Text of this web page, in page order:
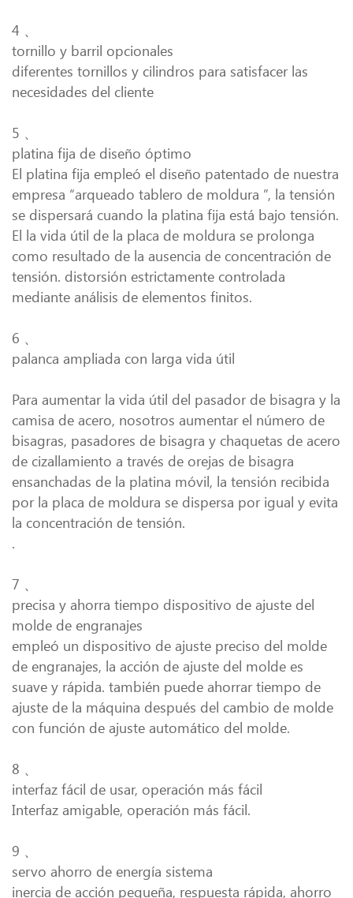
4 、
tornillo y barril opcionales
diferentes tornillos y cilindros para satisfacer las
necesidades del cliente
5 、
platina fija de diseño óptimo
El platina fija empleó el diseño patentado de nuestra
empresa “arqueado tablero de moldura ”, la tensión
se dispersará cuando la platina fija está bajo tensión.
El la vida útil de la placa de moldura se prolonga
como resultado de la ausencia de concentración de
tensión. distorsión estrictamente controlada
mediante análisis de elementos finitos.
6 、
palanca ampliada con larga vida útil
Para aumentar la vida útil del pasador de bisagra y la
camisa de acero, nosotros aumentar el número de
bisagras, pasadores de bisagra y chaquetas de acero
de cizallamiento a través de orejas de bisagra
ensanchadas de la platina móvil, la tensión recibida
por la placa de moldura se dispersa por igual y evita
la concentración de tensión.
.
7 、
precisa y ahorra tiempo dispositivo de ajuste del
molde de engranajes
empleó un dispositivo de ajuste preciso del molde
de engranajes, la acción de ajuste del molde es
suave y rápida. también puede ahorrar tiempo de
ajuste de la máquina después del cambio de molde
con función de ajuste automático del molde.
8 、
interfaz fácil de usar, operación más fácil
Interfaz amigable, operación más fácil.
9 、
servo ahorro de energía sistema
inercia de acción pequeña, respuesta rápida, ahorro